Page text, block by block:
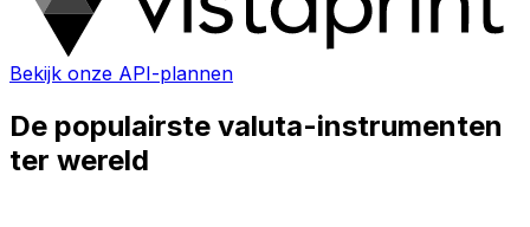
Bekijk onze API-plannen
De populairste valuta-instrumenten
ter wereld